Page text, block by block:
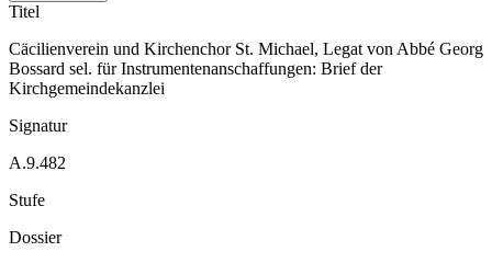
Titel
Cäcilienverein und Kirchenchor St. Michael, Legat von Abbé Georg
Bossard sel. für Instrumentenanschaffungen: Brief der
Kirchgemeindekanzlei
Signatur
A.9.482
Stufe
Dossier